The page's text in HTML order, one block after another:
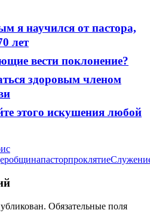
я научился от пастора,
лет
вести поклонение?
здоровым членом
этого искушения любой
общинапасторпроклятие
Обязательные поля